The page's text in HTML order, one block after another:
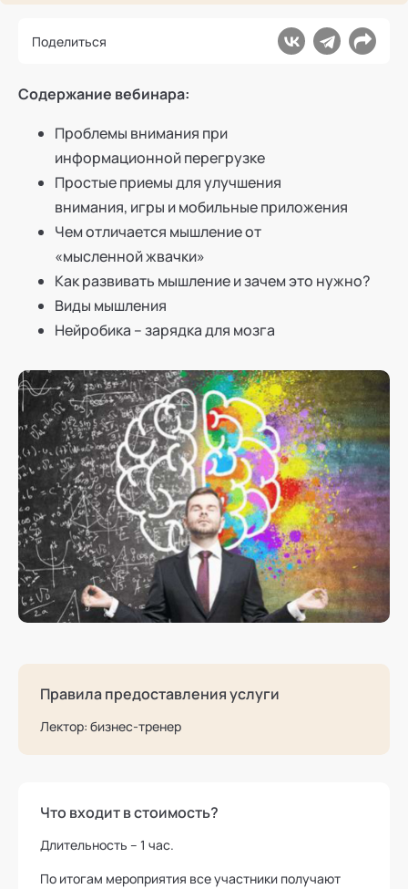
Поделиться
Содержание вебинара:
Проблемы внимания при
информационной перегрузке
Простые приемы для улучшения
внимания, игры и мобильные приложения
Чем отличается мышление от
«мысленной жвачки»
Как развивать мышление и зачем это нужно?
Виды мышления
Нейробика – зарядка для мозга
Правила предоставления услуги
Лектор: бизнес-тренер
Что входит в стоимость?
Длительность – 1 час.
По итогам мероприятия все участники получают